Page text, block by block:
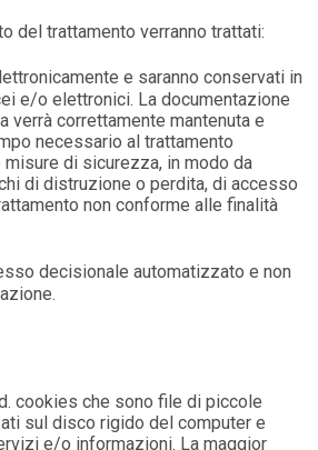
del trattamento verranno trattati:
e saranno conservati in
e/o elettronici. La documentazione
verrà correttamente mantenuta e
necessario al trattamento
di sicurezza, in modo da
di distruzione o perdita, di accesso
non conforme alle finalità
decisionale automatizzato e non
cookies che sono file di piccole
sul disco rigido del computer e
e/o informazioni. La maggior